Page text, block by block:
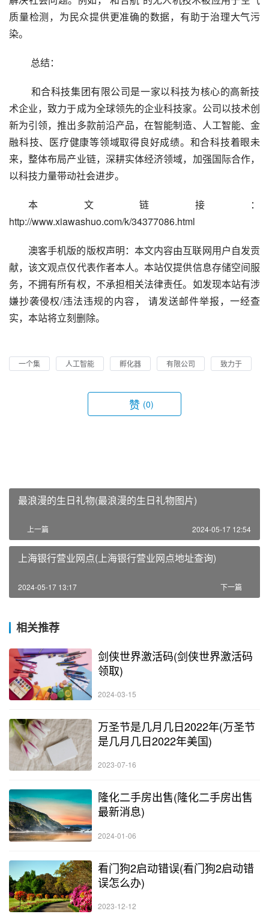
质量检测，为民众提供更准确的数据，有助于治理大气污
染。
总结：
术企业，致力于成为全球领先的企业科技家。公司以技术创
新为引领，推出多款前沿产品，在智能制造、人工智能、金
融科技、医疗健康等领域取得良好成绩。和合科技着眼未
来，整体布局产业链，深耕实体经济领域，加强国际合作，
以科技力量带动社会进步。
本文链接：
http://www.xiawashuo.com/k/34377086.html
澳客手机版的版权声明：本文内容由互联网用户自发贡
献，该文观点仅代表作者本人。本站仅提供信息存储空间服
务，不拥有所有权，不承担相关法律责任。如发现本站有涉
嫌抄袭侵权/违法违规的内容， 请发送邮件举报，一经查
实，本站将立刻删除。
一个集 人工智能 孵化器 有限公司 致力于
赞 (0)
最浪漫的生日礼物(最浪漫的生日礼物图片)
上一篇 2024-05-17 12:54
上海银行营业网点(上海银行营业网点地址查询)
下一篇
2024-05-17 13:17
相关推荐
剑侠世界激活码(剑侠世界激活码
领取)
2024-03-15
万圣节是几月几日2022年(万圣节
是几月几日2022年美国)
2023-07-16
隆化二手房出售(隆化二手房出售
最新消息)
2024-01-06
看门狗2启动错误(看门狗2启动错
误怎么办)
2023-12-12